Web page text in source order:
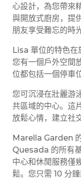
心設計，為您帶來
與開放式廚房，提
朋友享受難忘的時光
Lisa 單位的特色在
您有一個戶外空間
位都包括一個停車
您可沉浸在壯麗游
共區域的中心。這
放鬆心情，建立社
Marella Garden
Quesada 的所有
中心和休閒服務僅
鬆。您只需 10 分